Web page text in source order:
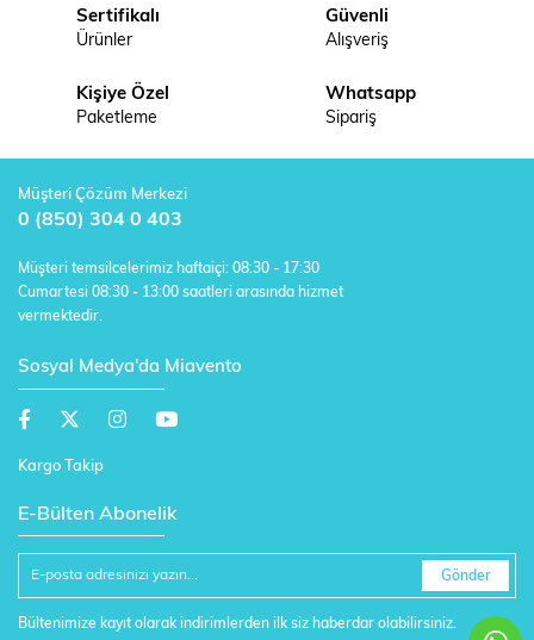
Sertifikalı
Ürünler
Güvenli
Alışveriş
Kişiye Özel
Paketleme
Whatsapp
Sipariş
Müşteri Çözüm Merkezi
0 (850) 304 0 403
Müşteri temsilcelerimiz haftaiçi: 08:30 - 17:30
Cumartesi 08:30 - 13:00 saatleri arasında hizmet
vermektedir.
Sosyal Medya'da Miavento
Kargo Takip
E-Bülten Abonelik
Gönder
Bültenimize kayıt olarak indirimlerden ilk siz haberdar olabilirsiniz.